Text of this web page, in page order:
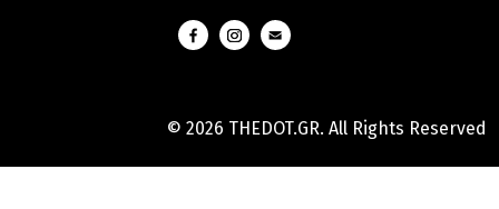
© 2026 THEDOT.GR. All Rights Reserved